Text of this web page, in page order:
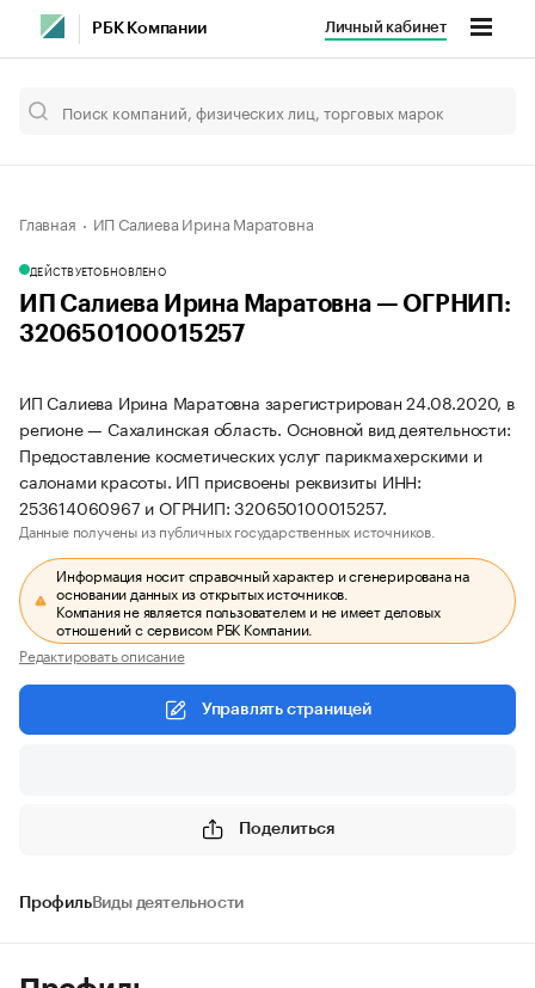
РБК Компании Личный кабинет
Главная ИП Салиева Ирина Маратовна
ДЕЙСТВУЕТОБНОВЛЕНО
ИП Салиева Ирина Маратовна — ОГРНИП:
320650100015257
ИП Салиева Ирина Маратовна зарегистрирован 24.08.2020, в
регионе — Сахалинская область. Основной вид деятельности:
Предоставление косметических услуг парикмахерскими и
салонами красоты. ИП присвоены реквизиты ИНН:
253614060967 и ОГРНИП: 320650100015257.
Данные получены из публичных государственных источников.
Информация носит справочный характер и сгенерирована на
основании данных из открытых источников.
Компания не является пользователем и не имеет деловых
отношений с сервисом РБК Компании.
Редактировать описание
Управлять страницей
Поделиться
ПрофильВиды деятельности